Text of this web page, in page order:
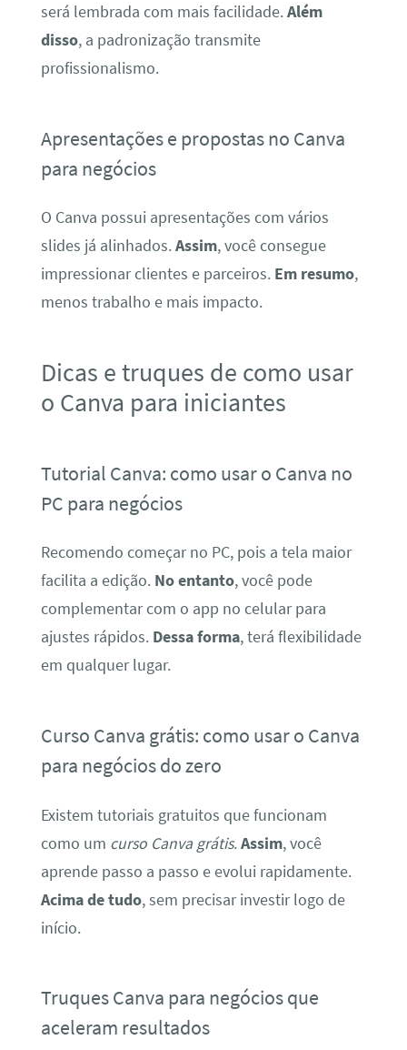
será lembrada com mais facilidade.Além
disso, a padronização transmite
profissionalismo.
Apresentações e propostas no Canva
para negócios
O Canva possui apresentações com vários
slides já alinhados.Assim, você consegue
impressionar clientes e parceiros. Em resumo,
menos trabalho e mais impacto.
Dicas e truques de como usar
o Canva para iniciantes
Tutorial Canva: como usar o Canva no
PC para negócios
Recomendo começar no PC, pois a tela maior
facilita a edição. No entanto, você pode
complementar com o app no celular para
ajustes rápidos. Dessa forma, terá flexibilidade
em qualquer lugar.
Curso Canva grátis: como usar o Canva
para negócios do zero
Existem tutoriais gratuitos que funcionam
como um curso Canva grátis.Assim, você
aprende passo a passo e evolui rapidamente.
Acima de tudo, sem precisar investir logo de
início.
Truques Canva para negócios que
aceleram resultados